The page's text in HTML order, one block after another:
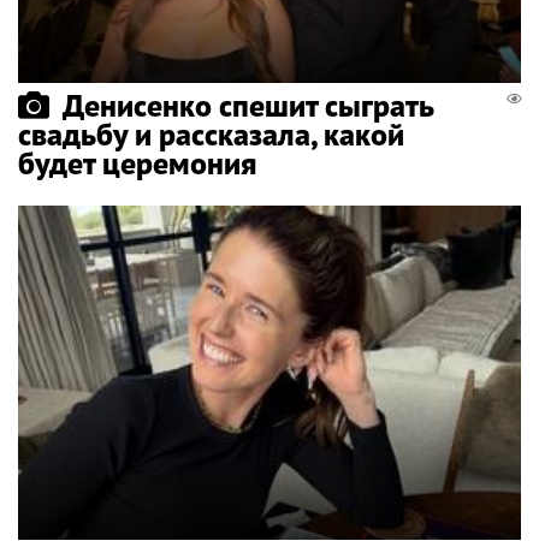
Денисенко спешит сыграть
свадьбу и рассказала, какой
будет церемония